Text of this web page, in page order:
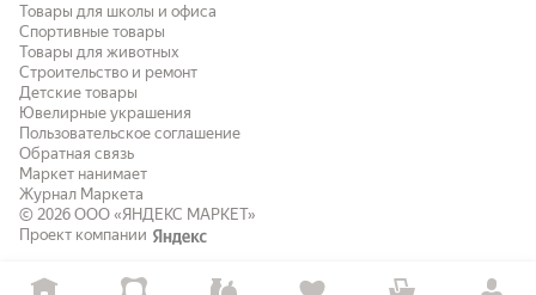
Товары для школы и офиса
Спортивные товары
Товары для животных
Строительство и ремонт
Детские товары
Ювелирные украшения
Пользовательское соглашение
Обратная связь
Маркет нанимает
Журнал Маркета
© 2026 ООО «ЯНДЕКС МАРКЕТ»
Проект компании